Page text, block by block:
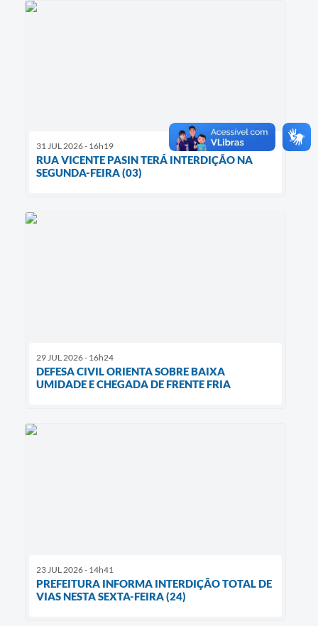
31 JUL 2026 - 16h19
RUA VICENTE PASIN TERÁ INTERDIÇÃO NA
SEGUNDA-FEIRA (03)
29 JUL 2026 - 16h24
DEFESA CIVIL ORIENTA SOBRE BAIXA
UMIDADE E CHEGADA DE FRENTE FRIA
23 JUL 2026 - 14h41
PREFEITURA INFORMA INTERDIÇÃO TOTAL DE
VIAS NESTA SEXTA-FEIRA (24)